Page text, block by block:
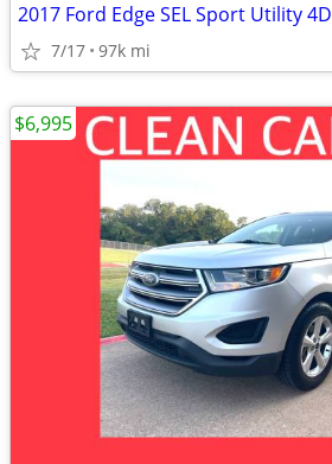
2017 Ford Edge SEL Sport Utility 4D
7/17 97k mi
$6,995